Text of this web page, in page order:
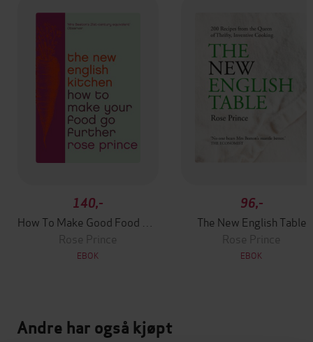
140,-
Rose Prince
EBOK
96,-
The New English Table
Rose Prince
EBOK
Andre har også kjøpt